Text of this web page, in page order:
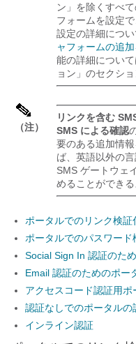
ン」を除くすべ
フォームを設定
設定の詳細につい
ャフォームの追加
能の詳細につい
ョン」のセクシ
（注）
リンクを含む
SMS による確認
要のある追加情
ば、英語以外の
SMS ゲートウェ
めることができる
ポータルでのリンク検証
ポータルでのパスワー
Social Sign In 認証のた
Email 認証のためのポー
アクセスコード認証用ポ
認証なしでのポータルの
インライン認証